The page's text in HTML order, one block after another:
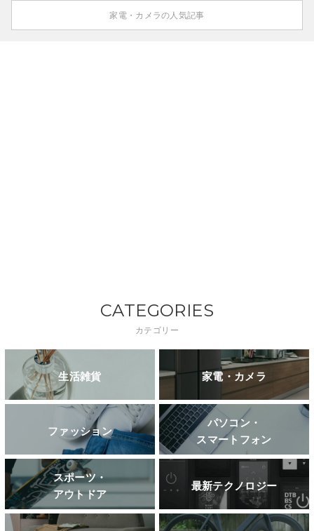
家電・カメラの人気記事
CATEGORIES
カテゴリー
生活雑貨 家電・カメラ
ファッション
パソコン・
スマートフォン
スポーツ・
アウトドア
最新テクノロジー